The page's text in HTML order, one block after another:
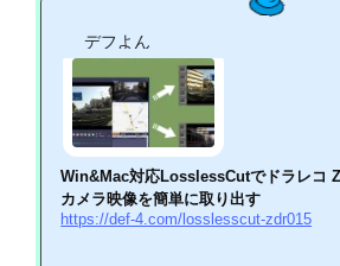
デフよん
Win&Mac対応LosslessCutでドラレコ
カメラ映像を簡単に取り出す
https://def-4.com/losslesscut-zdr015